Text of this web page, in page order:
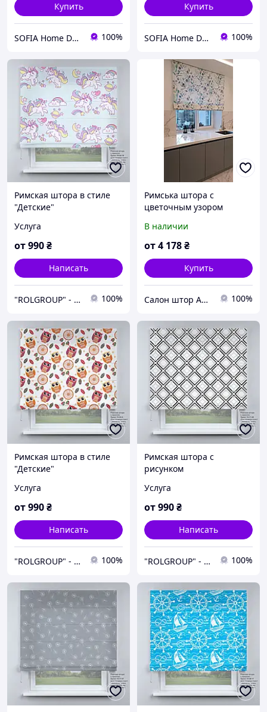
Купить
SOFIA Home Design 100%
Купить
SOFIA Home Design 100%
Римская штора в стиле
"Детские"
Услуга
от990₴
Написать
"ROLGROUP" - Мы умеем управлять солнцем. 100%
Римська штора с
цветочным узором
В наличии
от4 178₴
Купить
Салон штор Арсиан Текстиль 100%
Римская штора в стиле
"Детские"
Услуга
от990₴
Написать
"ROLGROUP" - Мы умеем управлять солнцем. 100%
Римская штора с
рисунком
Услуга
от990₴
Написать
"ROLGROUP" - Мы умеем управлять солнцем. 100%